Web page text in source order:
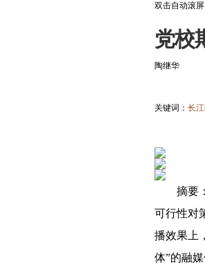
双击自动滚屏
党校
陶继华
关键词： 长
摘要
可行性对
播效果上
体”的融